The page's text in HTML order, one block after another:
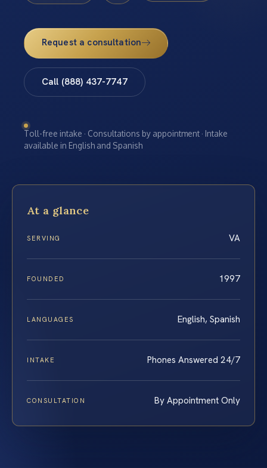
Request a consultation
Call (888) 437-7747
Toll-free intake · Consultations by appointment · Intake
available in English and Spanish
At a glance
SERVING VA
FOUNDED 1997
LANGUAGES English, Spanish
INTAKE Phones Answered 24/7
CONSULTATION By Appointment Only